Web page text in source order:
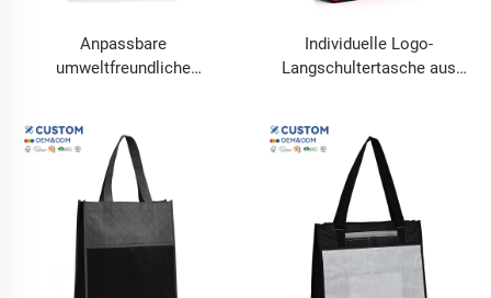
Anpassbare
umweltfreundliche
organische schlichte
Gestaltung, für
Bastelarbeiten, Kerzen, für
den täglichen Gebrauch
Individuelle Logo-
Langschultertasche aus
Vliesstoff-Einkaufstasche